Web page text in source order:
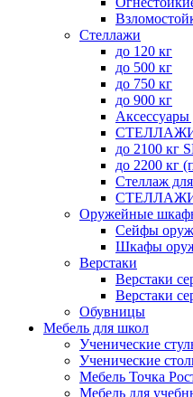
Стеллажи
до 120 кг
до 500 кг
до 750 кг
до 900 кг
Аксессуары
до 2100 кг
до 2200 кг
Стеллаж
СТЕЛЛАЖИ
Оружейные
Сейфы
Шкафы
Верстаки
Верстаки
Верстаки
Обувницы
Мебель для школ
Ученические
Ученические
Мебель Точка
Мебель для